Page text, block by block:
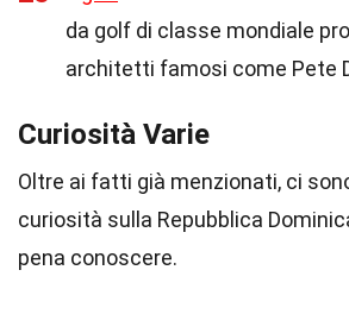
da golf di classe mondiale
architetti famosi come Pete
Curiosità Varie
Oltre ai fatti già menzionati, ci
curiosità sulla Repubblica
pena conoscere.